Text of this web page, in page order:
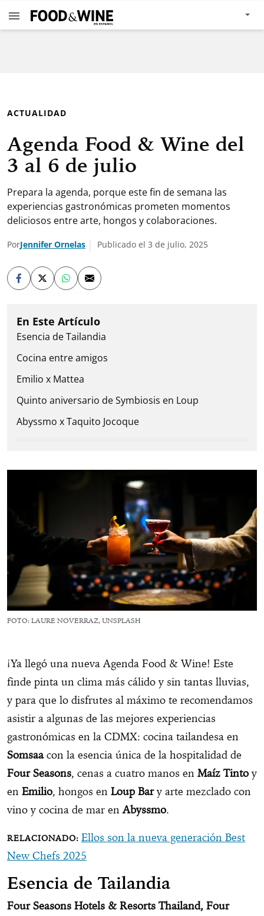
ACTUALIDAD
Agenda Food & Wine del
3 al 6 de julio
Prepara la agenda, porque este fin de semana las
experiencias gastronómicas prometen momentos
deliciosos entre arte, hongos y colaboraciones.
PorJennifer Ornelas Publicado el 3 de julio, 2025
Esencia de Tailandia
Cocina entre amigos
Emilio x Mattea
Quinto aniversario de Symbiosis en Loup
Abyssmo x Taquito Jocoque
FOTO: LAURE NOVERRAZ, UNSPLASH
¡Ya llegó una nueva Agenda Food & Wine! Este
finde pinta un clima más cálido y sin tantas lluvias,
y para que lo disfrutes al máximo te recomendamos
asistir a algunas de las mejores experiencias
gastronómicas en la CDMX: cocina tailandesa en
Somsaacon la esencia única de la hospitalidad de
Four Seasons, cenas a cuatro manos en Maíz Tinto y
en Emilio, hongos en Loup Bary arte mezclado con
vino y cocina de mar enAbyssmo.
Ellos son la nueva generación Best
New Chefs 2025
Esencia de Tailandia
Four Seasons Hotels & Resorts Thailand, Four